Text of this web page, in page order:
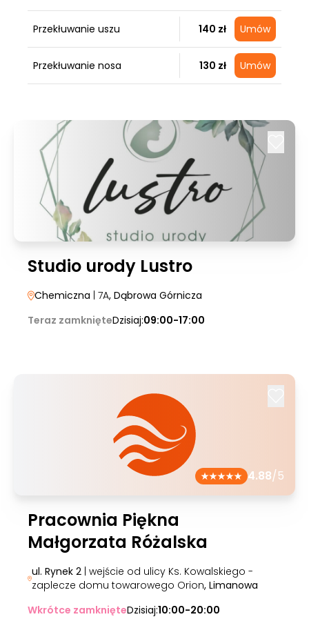
Przekłuwanie uszu 140 zł Umów
Przekłuwanie nosa 130 zł Umów
Studio urody Lustro
Chemiczna | 7A, Dąbrowa Górnicza
Teraz zamknięteDzisiaj:09:00-17:00
4.88/5
Pracownia Piękna
Małgorzata Różalska
ul. Rynek 2| wejście od ulicy Ks. Kowalskiego -
zaplecze domu towarowego Orion, Limanowa
Wkrótce zamknięteDzisiaj:10:00-20:00